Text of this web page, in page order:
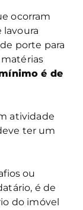
ocorram
lavoura
porte para
é de
atividade
ter um
ou
é de
do imóvel